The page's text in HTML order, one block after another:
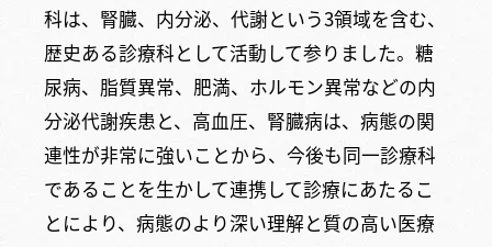
科は、腎臓、内分泌、代謝という3領域を含む、
歴史ある診療科として活動して参りました。糖
尿病、脂質異常、肥満、ホルモン異常などの内
分泌代謝疾患と、高血圧、腎臓病は、病態の関
連性が非常に強いことから、今後も同一診療科
であることを生かして連携して診療にあたるこ
とにより、病態のより深い理解と質の高い医療